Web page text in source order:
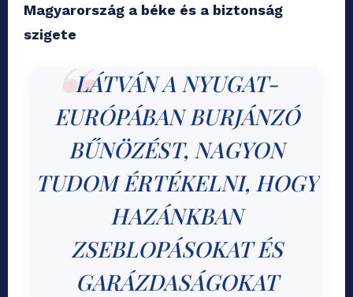
Magyarország a béke és a biztonság
szigete
LÁTVÁN A NYUGAT-
EURÓPÁBAN BURJÁNZÓ
BŰNÖZÉST, NAGYON
TUDOM ÉRTÉKELNI, HOGY
HAZÁNKBAN
ZSEBLOPÁSOKAT ÉS
GARÁZDASÁGOKAT